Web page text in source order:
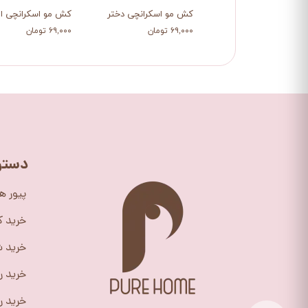
کش مو اسکرانچی
۶۹,۰۰۰ تومان
کش مو اسکرانچی دختر
۶۹,۰۰۰ تومان
پیور
خرید
خرید
خرید